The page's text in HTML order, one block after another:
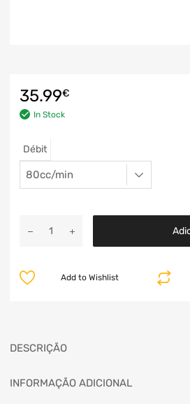
35.99€
In Stock
Débit
Add to Wishlist
DESCRIÇÃO
INFORMAÇÃO ADICIONAL